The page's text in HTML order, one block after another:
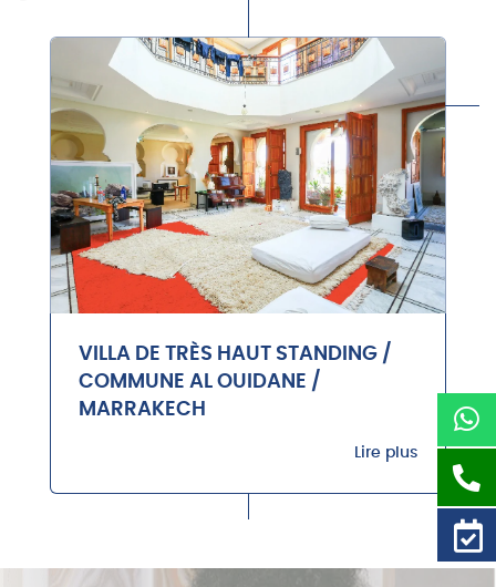
VILLA DE TRÈS HAUT STANDING /
COMMUNE AL OUIDANE /
MARRAKECH
Lire plus